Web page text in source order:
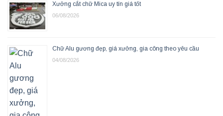
Xưởng cắt chữ Mica uy tín giá tốt
06/08/2026
Chữ Alu gương đẹp, giá xưởng, gia công theo yêu cầu
04/08/2026